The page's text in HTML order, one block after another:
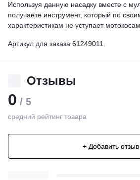
Используя данную насадку вместе с
получаете инструмент, который по
характеристикам не уступает
Артикул для заказа 61249011.
Отзывы
0 / 5
средний рейтинг товара
+ Добавить отзыв